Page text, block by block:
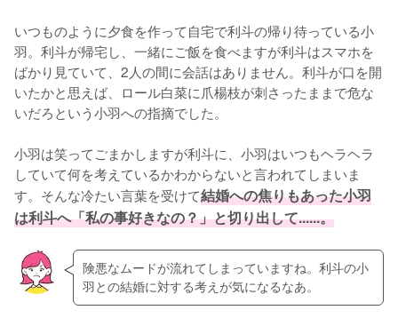
いつものように夕食を作って自宅で利斗の帰り待っている小
羽。利斗が帰宅し、一緒にご飯を食べますが利斗はスマホを
ばかり見ていて、2人の間に会話はありません。利斗が口を開
いたかと思えば、ロール白菜に爪楊枝が刺さったままで危な
いだろという小羽への指摘でした。
小羽は笑ってごまかしますが利斗に、小羽はいつもヘラヘラ
していて何を考えているかわからないと言われてしまいま
す。そんな冷たい言葉を受けて結婚への焦りもあった小羽
は利斗へ「私の事好きなの？」と切り出して......。
険悪なムードが流れてしまっていますね。利斗の小
羽との結婚に対する考えが気になるなあ。